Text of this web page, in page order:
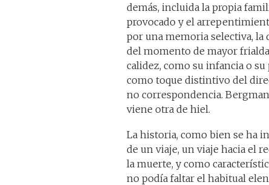
demás, incluida la propia
provocado y el
por una memoria selectiva, la
del momento de mayor
calidez, como su infancia o
como toque distintivo del
no correspondencia.
viene otra de hiel.
La historia, como bien se ha
de un viaje, un viaje hacia el
la muerte, y como
no podía faltar el habitual